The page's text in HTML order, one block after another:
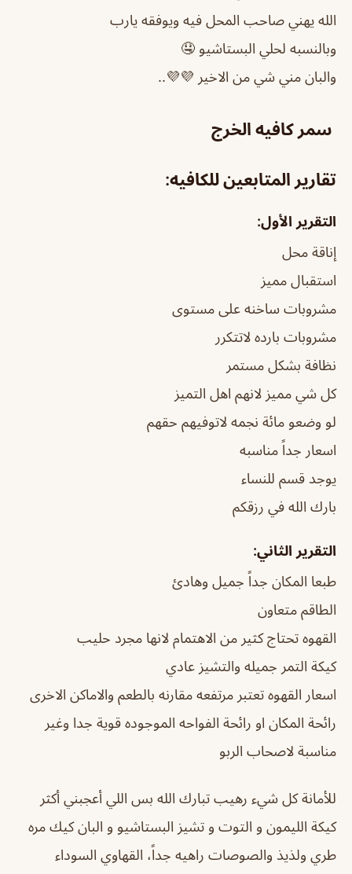
الله يهني صاحب المحل فيه ويوفقه يارب
وبالنسبه لحلي البستاشيو 🤤
والبان مني شي من الاخير 💜💜..
سمر كافيه الخرج
تقارير المتابعين للكافيه:
التقرير الأول:
إناقة محل
استقبال مميز
مشروبات ساخنه على مستوى
مشروبات بارده لاتتكرر
نظافة بشكل مستمر
كل شي مميز لانهم اهل التميز
لو وضعو مائة نجمه لاتوفيهم حقهم
اسعار جداً مناسبه
يوجد قسم للنساء
بارك الله في رزقكم
التقرير الثاني:
طبعا المكان جداً جميل وهادئ
الطاقم متعاون
القهوه تحتاج كثير من الاهتمام لانها مجرد حليب
كيكة التمر جميله والتشيز عادي
اسعار القهوه تعتبر مرتفعه مقارنه بالطعم والاماكن الاخرى
رائحة المكان او رائحة الفواحه الموجوده قوية جدا وغير
مناسبة لاصحاب الربو
للأمانة كل شيء رهيب تبارك الله بس اللي أعجبني أكثر
كيكة الليمون و التوت و تشيز البستاشيو و البان كيك مره
طري ولذيذ والصوصات راهيه جداً، القهاوي السوداء